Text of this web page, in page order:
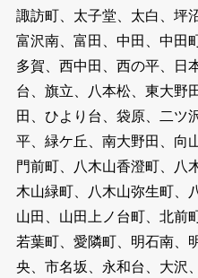
諏訪町、太子堂、太白、坪
富沢南、富田、中田、中田
多賀、西中田、西の平、日
台、旗立、八本松、東大野
田、ひより台、袋原、二ツ
平、緑ケ丘、南大野田、向
門前町、八木山香澄町、八
木山緑町、八木山弥生町、
山田、山田上ノ台町、北前
若葉町、愛隣町、明石南、
央、市名坂、永和台、大沢